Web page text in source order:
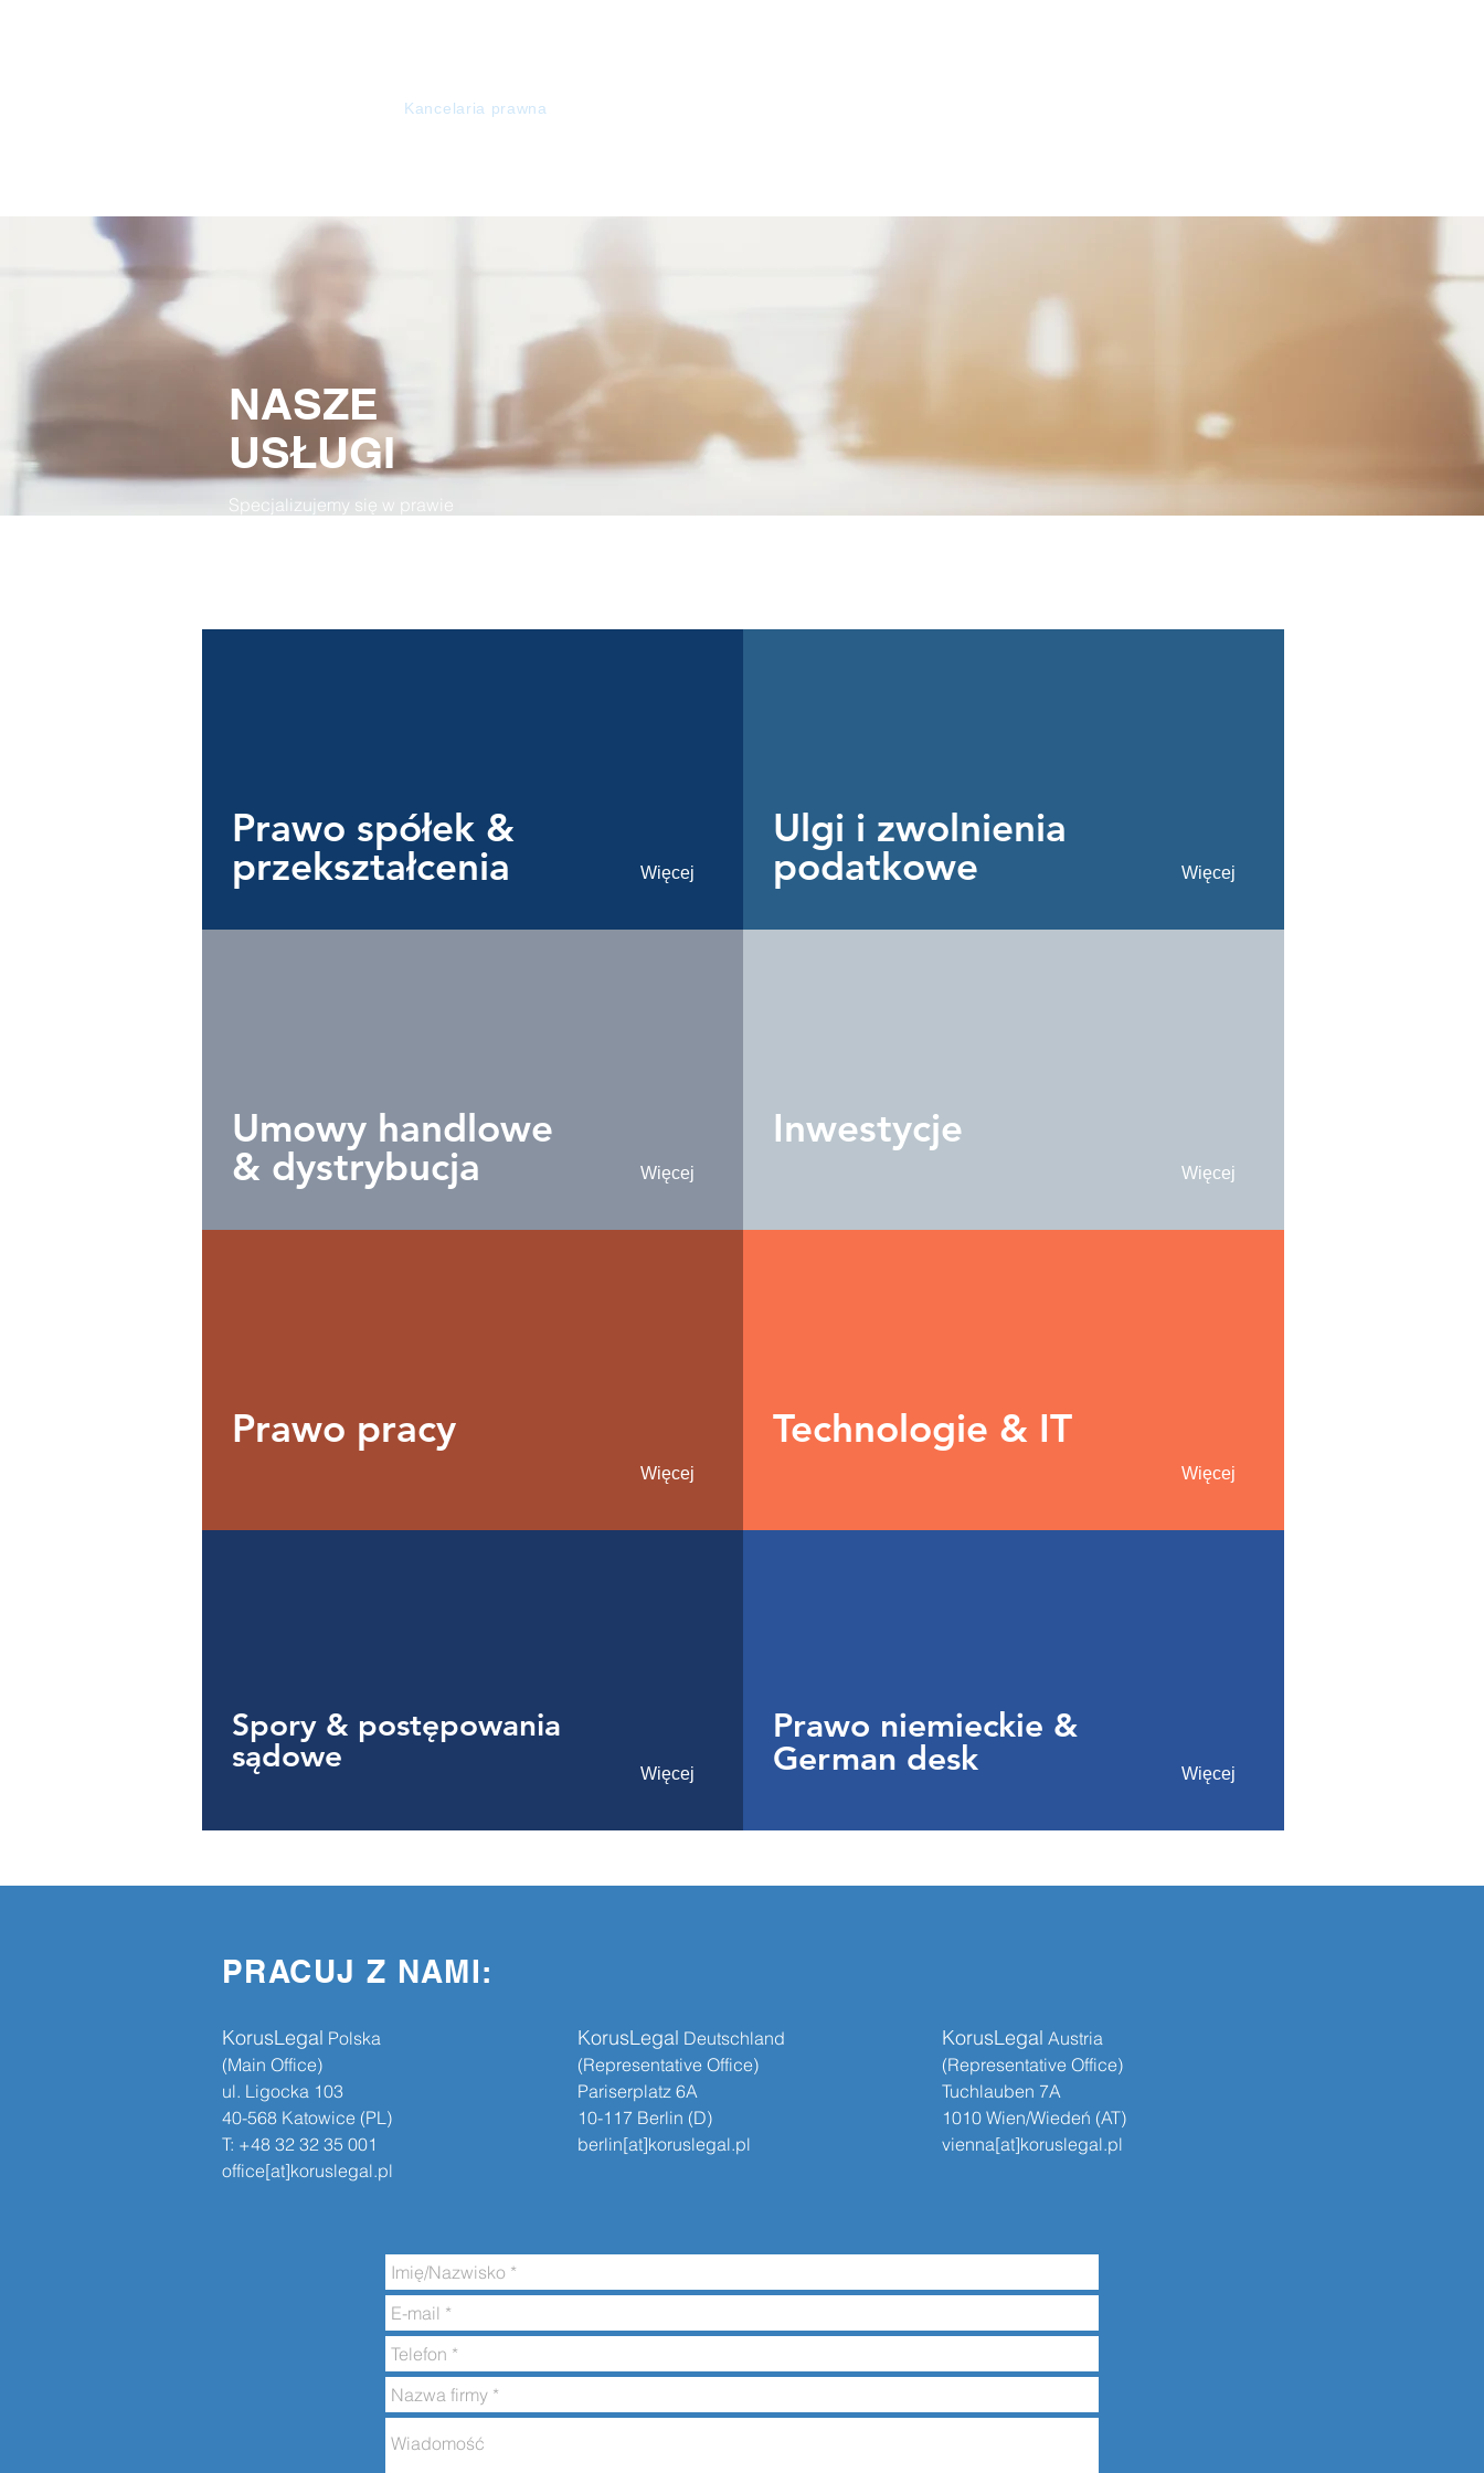
Kancelaria prawna
NASZE
USŁUGI
Specjalizujemy się w prawie
Prawo spółek &
przekształcenia
Więcej
Umowy handlowe
& dystrybucja
Więcej
Prawo pracy
Więcej
Spory & postępowania
sądowe
Więcej
Ulgi i zwolnienia
podatkowe
Więcej
Inwestycje
Więcej
Technologie & IT
Więcej
Prawo niemieckie &
German desk
Więcej
PRACUJ Z NAMI:
KorusLegal ​​ Polska
(Main Office)
ul. Ligocka 103
40-568 Katowice (PL)
T: +48 32 32 35 001
office[at]koruslegal.pl
KorusLegal ​​ Deutschland
(Representative Office)
Pariserplatz 6A
10-117 Berlin (D)
berlin[at]koruslegal.pl
KorusLegal ​​ Austria
(Representative Office)
Tuchlauben 7A
1010 Wien/Wiedeń (AT)
vienna[at]koruslegal.pl